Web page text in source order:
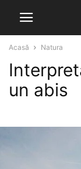
Acasă Natura
un abis